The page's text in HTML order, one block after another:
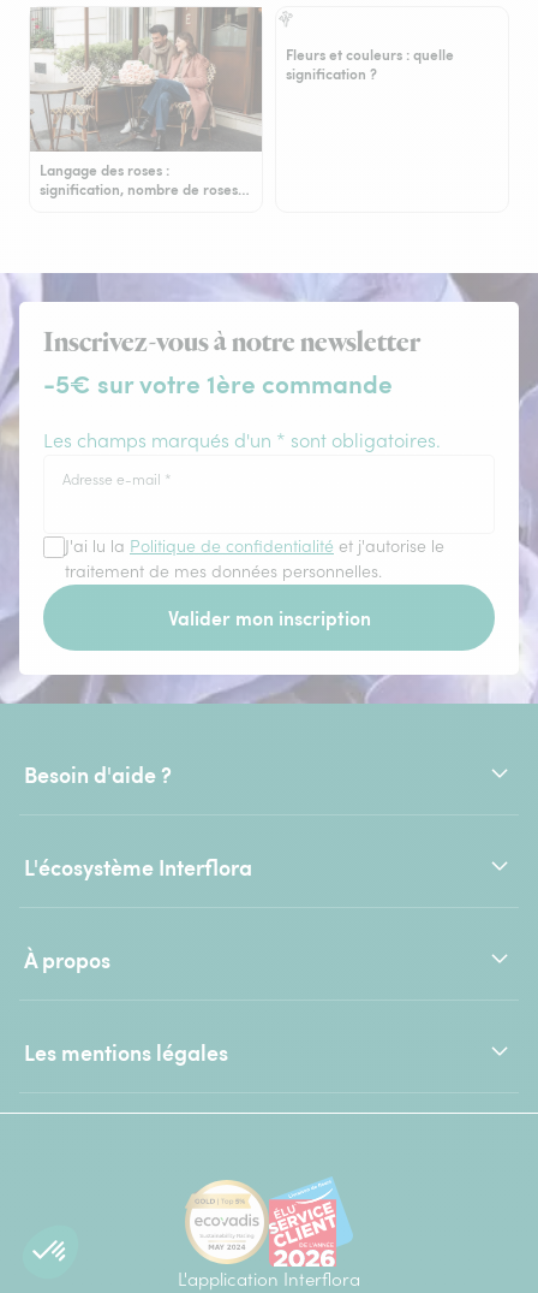
Langage des roses :
signification, nombre de roses…
Fleurs et couleurs : quelle
signification ?
Inscrivez-vous à notre newsletter
-5€ sur votre 1ère commande
Les champs marqués d'un * sont obligatoires.
Adresse e-mail *
J'ai lu la Politique de confidentialité et j'autorise le
traitement de mes données personnelles.
Valider mon inscription
Besoin d'aide ?
L'écosystème Interflora
À propos
Les mentions légales
L'application Interflora